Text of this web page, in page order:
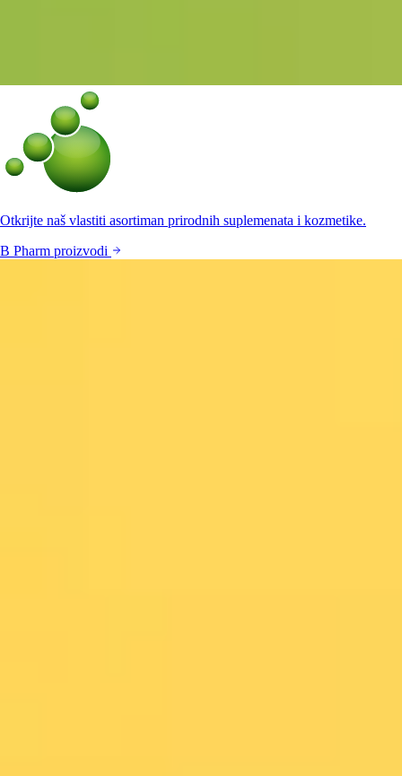
Otkrijte naš vlastiti asortiman prirodnih suplemenata i kozmetike.
B Pharm proizvodi